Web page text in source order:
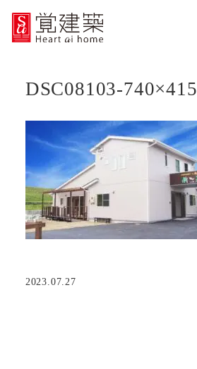
DSC08103-740×415
2023.07.27